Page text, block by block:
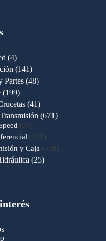
44
productos
141141
productos
Partes 4848
199199
productos
4141
productos
671671
7676
productos
132 132
productos
y Caja 539539
2525
723
B/C 855